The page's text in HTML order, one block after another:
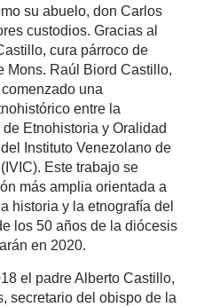
su abuelo, don Carlos
custodios. Gracias al
cura párroco de
Mons. Raúl Biord Castillo,
una
entre la
Etnohistoria y Oralidad
Instituto Venezolano de
Este trabajo se
más amplia orientada a
historia y la etnografía del
los 50 años de la diócesis
en 2020.
el padre Alberto Castillo,
secretario del obispo de la